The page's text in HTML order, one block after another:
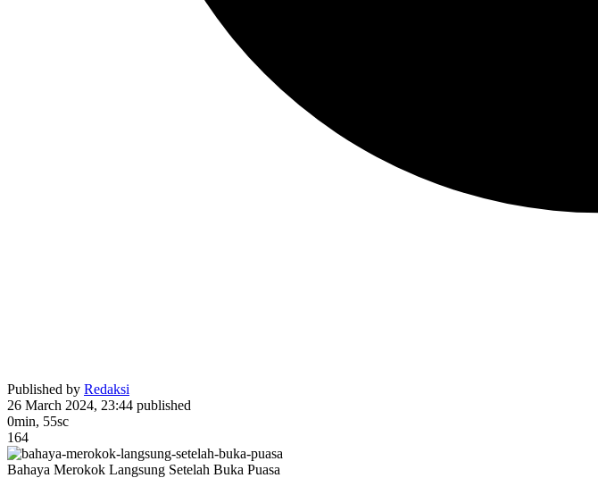
Published by Redaksi
26 March 2024, 23:44 published
0min, 55sc
164
Bahaya Merokok Langsung Setelah Buka Puasa